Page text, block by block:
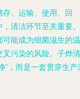
、运输、使用、回
清洁环节至关重要。
能成为细菌滋生的温
污染的风险。子烨清
”，而是一套贯穿生产